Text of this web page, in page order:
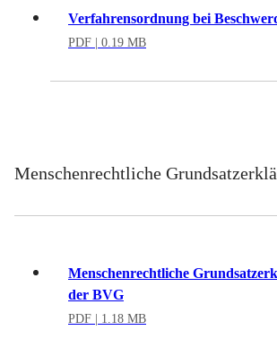
Verfahrensordnung bei
PDF | 0.19 MB
Menschenrechtliche
Menschenrechtliche
der BVG
PDF | 1.18 MB